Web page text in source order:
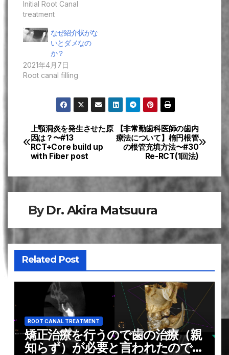
Initial Root Canal
treatment
なぜ紹介状がな
いとダメなの
か？
2021年4月7日
Root canal filling
投
稿
ナ
ビ
ゲ
ー
シ
ョ
【非常勤歯科医師の歯内
療法について】楕円根管
の根管充填方法〜#30
Re-RCT(1回法)
上顎洞炎を発生させた原
因は？〜#13
RCT+Core build up
with Fiber post
ByDr. Akira Matsuura
Related Post
ROOT CANAL TREATMENT
矯正治療を行うので歯の治療（親
知らず）が必要と言われたのでお